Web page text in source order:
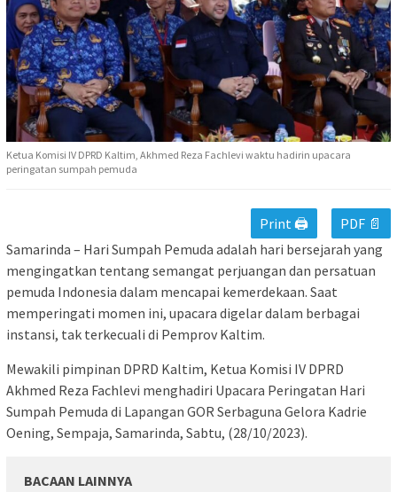
Ketua Komisi IV DPRD Kaltim, Akhmed Reza Fachlevi waktu hadirin upacara
peringatan sumpah pemuda
Print 🖨
PDF 📄
Samarinda – Hari Sumpah Pemuda adalah hari bersejarah yang
mengingatkan tentang semangat perjuangan dan persatuan
pemuda Indonesia dalam mencapai kemerdekaan. Saat
memperingati momen ini, upacara digelar dalam berbagai
instansi, tak terkecuali di Pemprov Kaltim.
Mewakili pimpinan DPRD Kaltim, Ketua Komisi IV DPRD
Akhmed Reza Fachlevi menghadiri Upacara Peringatan Hari
Sumpah Pemuda di Lapangan GOR Serbaguna Gelora Kadrie
Oening, Sempaja, Samarinda, Sabtu, (28/10/2023).
BACAAN LAINNYA